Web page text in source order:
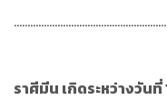
ราศีมีน เกิดระหว่างวันที่